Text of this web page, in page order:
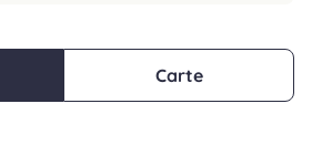
Carte